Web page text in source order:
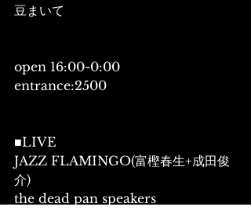
豆まいて
open 16:00-0:00
entrance:2500
■LIVE
JAZZ FLAMINGO(富樫春生+成田俊
介)
the dead pan speakers